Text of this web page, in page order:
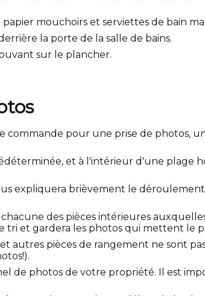
mouchoirs et serviettes de bain
la porte de la salle de bains.
sur le plancher.
commande pour une prise de photos,
et à l'intérieur d'une plage
expliquera brièvement le
des pièces intérieures
tri et gardera les photos qui mettent le
autres pièces de rangement ne sont
de photos de votre propriété. Il est